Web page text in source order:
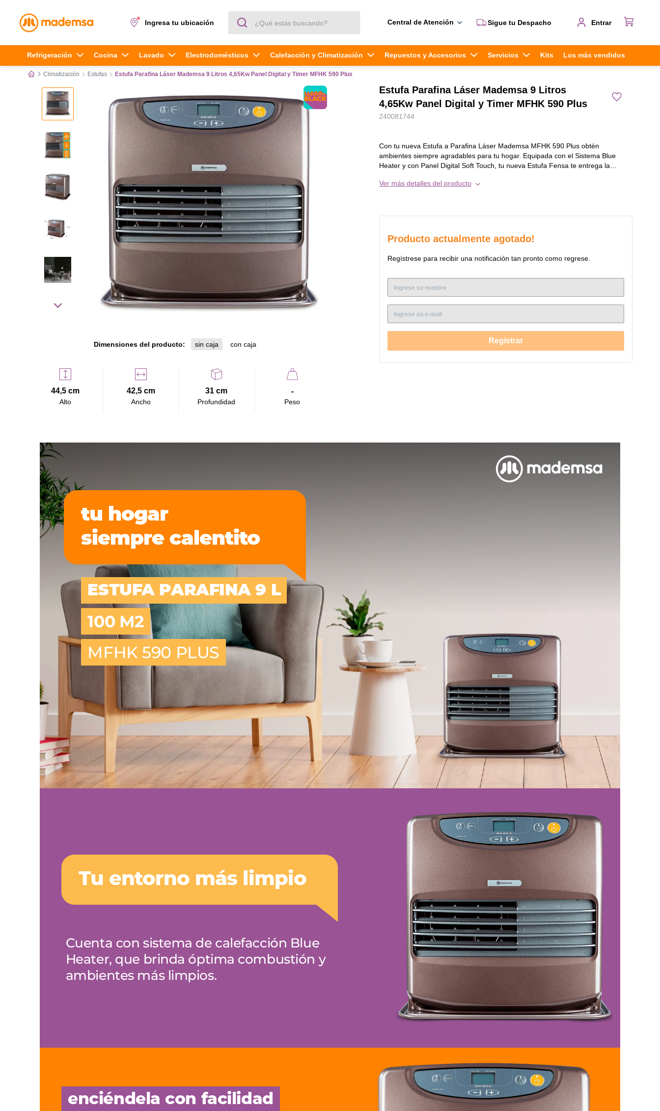
Ingresa tu ubicación
Términos más buscados
1. cocina 4 platos
lavadora
refrigerador
secadora
Central de Atención Sigue tu Despacho Entrar
Refrigeración Cocina Lavado Electrodomésticos Calefacción y Climatización Repuestos y Accesorios Servicios Kits Los más vendidos
Climatización Estufas Estufa Parafina Láser Mademsa 9 Litros 4,65Kw Panel Digital y Timer MFHK 590 Plus
Dimensiones del producto: sin caja con caja
44,5 cm
Alto
42,5 cm
Ancho
31 cm
Profundidad
-
Peso
Estufa Parafina Láser Mademsa 9 Litros
4,65Kw Panel Digital y Timer MFHK 590 Plus
240081744
Con tu nueva Estufa a Parafina Láser Mademsa MFHK 590 Plus obtén
ambientes siempre agradables para tu hogar. Equipada con el Sistema Blue
Heater y con Panel Digital Soft Touch, tu nueva Estufa Fensa te entrega la
Blue Heater, para óptima combustión y ambientes más limpios. - Sistema
tu estufa Fensa, climatiza los ambientes de forma rápida y homogénea.
necesario para mantener una cálida temperatura. - 3hrs Off Timer: Permite que
funcione por 3 horas y se apague automáticamente. Sistema convector radiante:
proceso de vaporización. Especificaciones: - Alto: 44,5 cm - Ancho: 42,5 cm -
Ver más detalles del producto
Producto actualmente agotado!
Regístrese para recibir una notificación tan pronto como regrese.
Registrar